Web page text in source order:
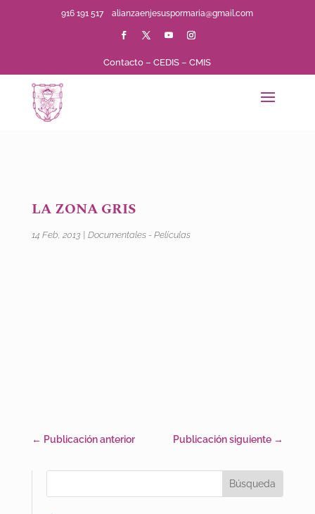
916 191 517alianzaenjesuspormaria@gmail.com
Contacto –CEDIS –CMIS
LA ZONA GRIS
14 Feb, 2013 Documentales - Películas
← Publicación anterior Publicación siguiente →